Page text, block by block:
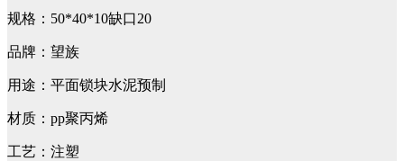
规格：50*40*10缺口20
品牌：望族
用途：平面锁块水泥预制
材质：pp聚丙烯
工艺：注塑